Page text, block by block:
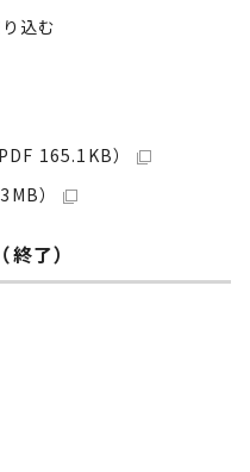
込む
165.1KB）
）
了）